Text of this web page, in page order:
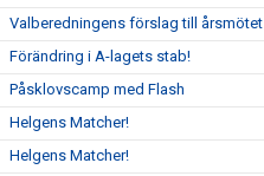
Valberedningens förslag till årsmötet
Förändring i A-lagets stab!
Påsklovscamp med Flash
Helgens Matcher!
Helgens Matcher!